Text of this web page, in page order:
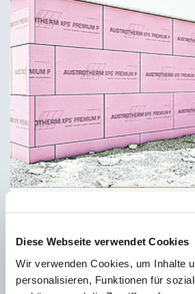
Diese Webseite verwendet Cookies
Wir verwenden Cookies, um Inhalte
personalisieren, Funktionen für